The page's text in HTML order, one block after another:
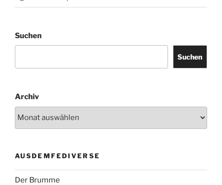
Suchen
Suchen
Archiv
AUSDEMFEDIVERSE
Der Brumme